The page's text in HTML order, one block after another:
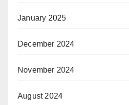
January 2025
December 2024
November 2024
August 2024